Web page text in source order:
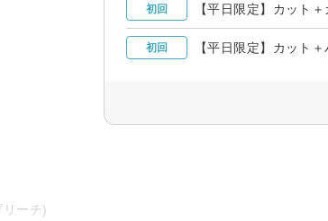
初回 【平日限定】カット
初回 【平日限定】カット
リーチ)